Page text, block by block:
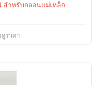
สำหรับกลอนแม่เหล็ก
ราคา